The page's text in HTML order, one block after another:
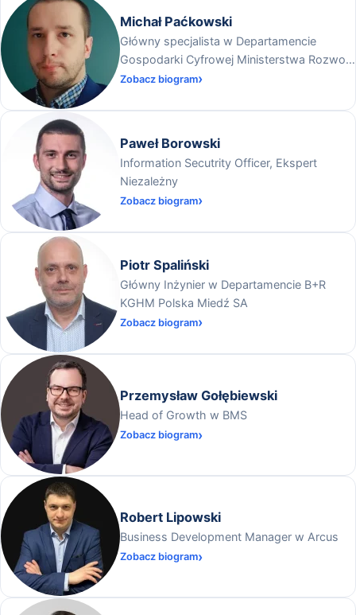
Michał Paćkowski
Główny specjalista w Departamencie
Gospodarki Cyfrowej Ministerstwa Rozwoju
i Technologii
Zobacz biogram
Paweł Borowski
Information Secutrity Officer, Ekspert
Niezależny
Zobacz biogram
Piotr Spaliński
Główny Inżynier w Departamencie B+R
KGHM Polska Miedź SA
Zobacz biogram
Przemysław Gołębiewski
Head of Growth w BMS
Zobacz biogram
Robert Lipowski
Business Development Manager w Arcus
Zobacz biogram